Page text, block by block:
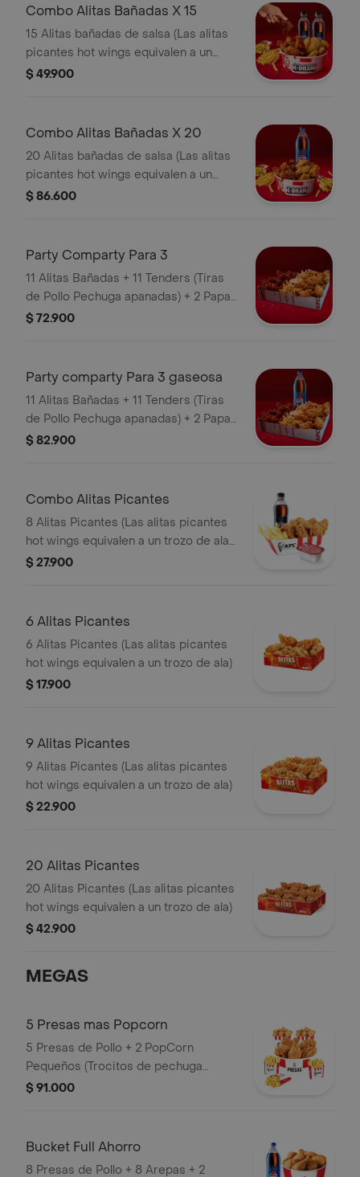
Combo Alitas Bañadas X 15
15 Alitas bañadas de salsa (Las alitas
picantes hot wings equivalen a un
trozo de ala) + 2 Papa Pequeña + 2
$ 49.900
Combo Alitas Bañadas X 20
20 Alitas bañadas de salsa (Las alitas
picantes hot wings equivalen a un
trozo de ala) + 3 Papa Pequeña + 1
$ 86.600
Party Comparty Para 3
11 Alitas Bañadas + 11 Tenders (Tiras
de Pollo Pechuga apanadas) + 2 Papas
$ 72.900
Party comparty Para 3 gaseosa
11 Alitas Bañadas + 11 Tenders (Tiras
de Pollo Pechuga apanadas) + 2 Papas
Pequeñas + 1 Balde de Salsa 100g + 1
$ 82.900
Combo Alitas Picantes
8 Alitas Picantes (Las alitas picantes
hot wings equivalen a un trozo de ala)
+ 1 Papa Pequeña + 1 Gaseosa PET
$ 27.900
6 Alitas Picantes
6 Alitas Picantes (Las alitas picantes
hot wings equivalen a un trozo de ala)
$ 17.900
9 Alitas Picantes
9 Alitas Picantes (Las alitas picantes
hot wings equivalen a un trozo de ala)
$ 22.900
20 Alitas Picantes
20 Alitas Picantes (Las alitas picantes
hot wings equivalen a un trozo de ala)
$ 42.900
MEGAS
5 Presas mas Popcorn
5 Presas de Pollo + 2 PopCorn
Pequeños (Trocitos de pechuga
apanados) + 3 Papas Pequeñas
$ 91.000
Bucket Full Ahorro
8 Presas de Pollo + 8 Arepas + 2